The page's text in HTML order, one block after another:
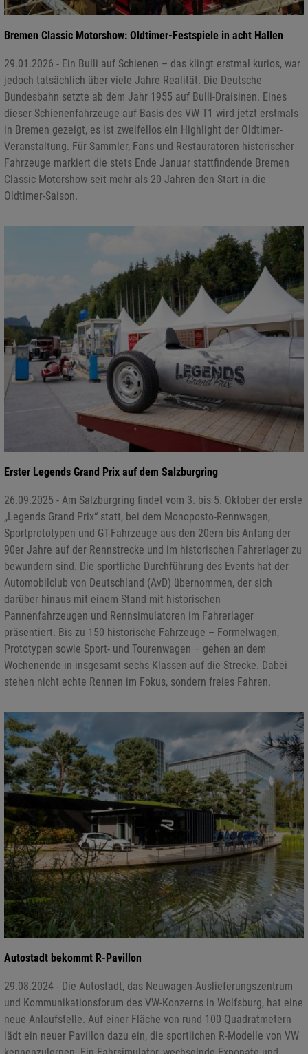
Bremen Classic Motorshow: Oldtimer-Festspiele in acht Hallen
29.01.2026 - Ein Bulli auf Schienen – das klingt erstmal kurios, war
jedoch tatsächlich über viele Jahre Realität. Die Deutsche
Bundesbahn setzte ab dem Jahr 1955 auf Bulli-Draisinen. Eines
dieser Schienenfahrzeuge auf Basis des VW T1 wird jetzt erstmals
in Bremen gezeigt, es ist zweifellos ein Highlight der Oldtimer-
Veranstaltung. Für Sammler, Fans und Restauratoren historischer
Fahrzeuge markiert die stets Ende Januar stattfindende Bremen
Classic Motorshow seit mehr als 20 Jahren den Start in die
Oldtimer-Saison.
Erster Legends Grand Prix auf dem Salzburgring
26.09.2025 - Am Salzburgring findet vom 3. bis 5. Oktober der erste
„Legends Grand Prix“ statt, bei dem Monoposto-Rennwagen,
Sportprototypen und GT-Fahrzeuge aus den 20ern bis Anfang der
90er Jahre auf der Rennstrecke und im historischen Fahrerlager zu
bewundern sind. Die sportliche Durchführung des Events hat der
Automobilclub von Deutschland (AvD) übernommen, der sich
darüber hinaus mit einem Stand mit historischen
Pannenfahrzeugen und Rennsimulatoren im Fahrerlager
präsentiert. Bis zu 150 historische Fahrzeuge – Formelwagen,
Prototypen sowie Sport- und Tourenwagen – gehen an dem
Wochenende in insgesamt sechs Klassen auf die Strecke. Dabei
stehen nicht echte Rennen im Fokus, sondern freies Fahren.
Autostadt bekommt R-Pavillon
29.08.2024 - Die Autostadt, das Neuwagen-Auslieferungszentrum
und Kommunikationsforum des VW-Konzerns in Wolfsburg, hat eine
neue Anlaufstelle. Auf einer Fläche von rund 100 Quadratmetern
lädt ein neuer Pavillon dazu ein, die sportlichen R-Modelle von VW